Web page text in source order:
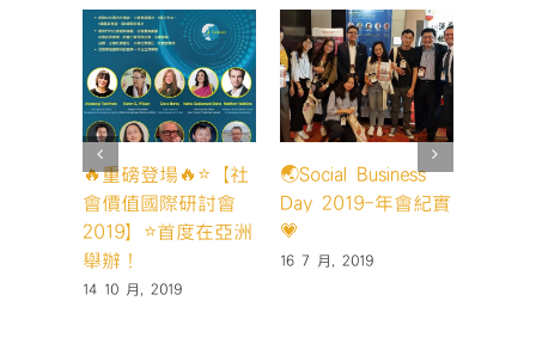
🔥重磅登場🔥⭐️【社
會價值國際研討會
2019】⭐️首度在亞洲
舉辦！
14 10 月, 2019
🌏Social Business
Day 2019-年會紀實
💗
16 7 月, 2019